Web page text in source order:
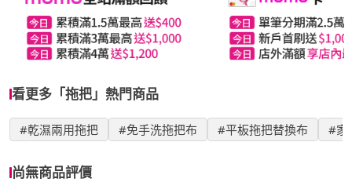
看更多「拖把」熱門商品
#乾濕兩用拖把 #免手洗拖把布 #平板拖把替換布 #家
尚無商品評價